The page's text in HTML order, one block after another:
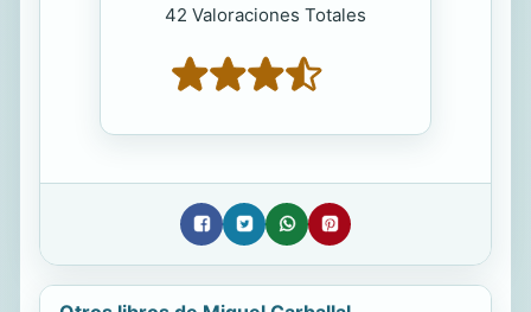
42 Valoraciones Totales